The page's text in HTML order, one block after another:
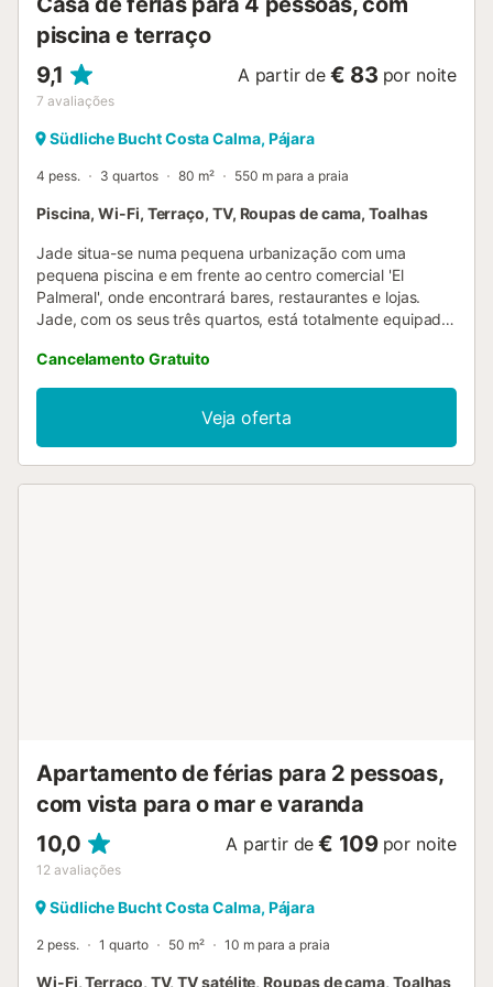
piscina e terraço
9,1
7 avaliações
A partir de € 83 por noite
Südliche Bucht Costa Calma, Pájara
4 pess. 3 quartos 80 m² 550 m para a praia
Piscina, Wi-Fi, Terraço, TV, Roupas de cama, Toalhas
Jade situa-se numa pequena urbanização com uma
pequena piscina e em frente ao centro comercial 'El
Palmeral', onde encontrará bares, restaurantes e lojas.
Jade, com os seus três quartos, está totalmente equipada
Na sua maravilhosa esplanada poderá ter um descanso
merecido depois de conhecer o sul de Fuerteventura. A
apenas 500 metros da maravilhosa praia de Costa Calma,
Jade será o lugar onde vai querer voltar....
Cancelamento Gratuito
Veja oferta
Apartamento de férias para 2 pessoas,
com vista para o mar e varanda
10,0
12 avaliações
A partir de € 109 por noite
Südliche Bucht Costa Calma, Pájara
2 pess. 1 quarto 50 m² 10 m para a praia
Wi-Fi, Terraço, TV, TV satélite, Roupas de cama, Toalhas